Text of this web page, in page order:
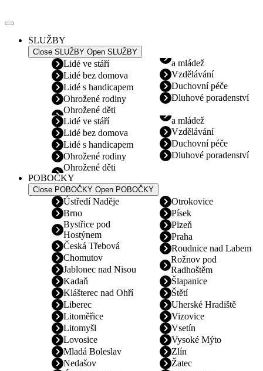
k
SLUŽBY
Close SLUŽBY Open SLUŽBY
Lidé ve stáří
Lidé bez domova
Lidé s handicapem
Ohrožené rodiny
Ohrožené děti
a mládež
Vzdělávání
Duchovní péče
Dluhové poradenství
Lidé ve stáří
Lidé bez domova
Lidé s handicapem
Ohrožené rodiny
Ohrožené děti
a mládež
Vzdělávání
Duchovní péče
Dluhové poradenství
POBOČKY
Close POBOČKY Open POBOČKY
Ústředí Naděje
Brno
Bystřice pod
Hostýnem
Česká Třebová
Chomutov
Jablonec nad Nisou
Kadaň
Klášterec nad Ohří
Liberec
Litoměřice
Litomyšl
Lovosice
Mladá Boleslav
Nedašov
Otrokovice
Písek
Plzeň
Praha
Roudnice nad Labem
Rožnov pod
Radhoštěm
Šlapanice
Štětí
Uherské Hradiště
Vizovice
Vsetín
Vysoké Mýto
Zlín
Žatec